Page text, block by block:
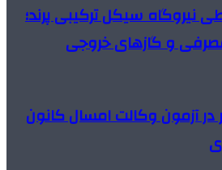
نیروگاه سیکل ترکیبی پرند؛
و گازهای خروجی
۹۸۵۲ نفر در آزمون وکالت امسال کانون